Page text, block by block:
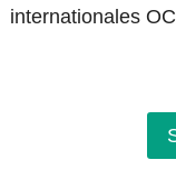
internationales